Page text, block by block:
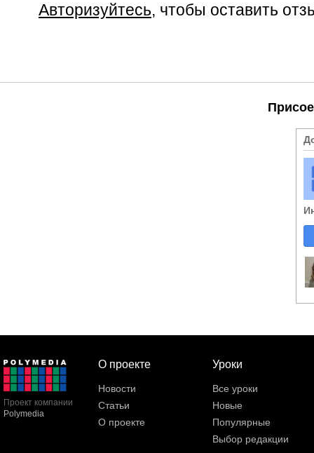
Авторизуйтесь, чтобы оставить
Проект компании
Polymedia
О проекте
Новости
Статьи
О проекте
Уроки
Все уроки
Новые
Популярные
Выбор редакции